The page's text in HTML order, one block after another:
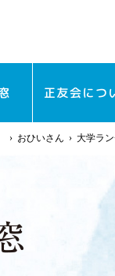
› おひいさん ›